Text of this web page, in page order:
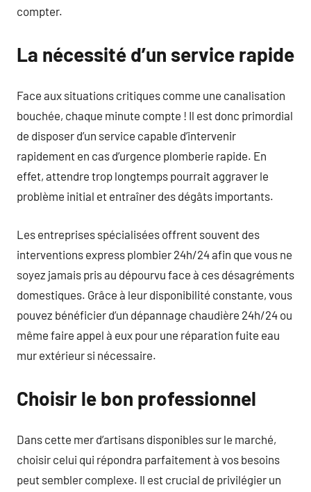
compter.
La nécessité d’un service rapide
Face aux situations critiques comme une canalisation
bouchée, chaque minute compte ! Il est donc primordial
de disposer d’un service capable d’intervenir
rapidement en cas d’urgence plomberie rapide. En
effet, attendre trop longtemps pourrait aggraver le
problème initial et entraîner des dégâts importants.
Les entreprises spécialisées offrent souvent des
interventions express plombier 24h/24 afin que vous ne
soyez jamais pris au dépourvu face à ces désagréments
domestiques. Grâce à leur disponibilité constante, vous
pouvez bénéficier d’un dépannage chaudière 24h/24 ou
même faire appel à eux pour une réparation fuite eau
mur extérieur si nécessaire.
Choisir le bon professionnel
Dans cette mer d’artisans disponibles sur le marché,
choisir celui qui répondra parfaitement à vos besoins
peut sembler complexe. Il est crucial de privilégier un